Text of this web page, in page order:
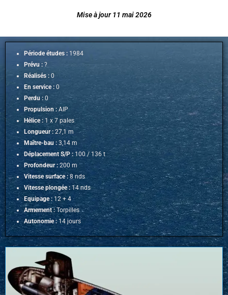
Mise à jour 11 mai 2026
Période études : 1984
Prévu : ?
Réalisés : 0
En service : 0
Perdu : 0
Propulsion : AIP
Hélice : 1 x 7 pales
Longueur :27,1 m
Maître-bau :3,14 m
Déplacement S/P : 100 / 136 t
Profondeur :200 m
Vitesse surface :8 nds
Vitesse plongée :14 nds
Equipage : 12 + 4
Armement :Torpilles
Autonomie :14 jours